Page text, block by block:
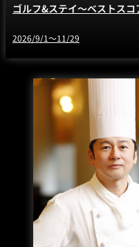
ゴルフ&ステイ～ベストス
2026/9/1～11/29